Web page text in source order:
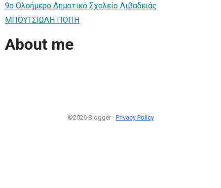
9ο Ολοήμερο Δημοτικό Σχολείο Λιβαδειάς
ΜΠΟΥΤΣΙΩΛΗ ΠΟΠΗ
About me
©2026 Blogger - Privacy Policy